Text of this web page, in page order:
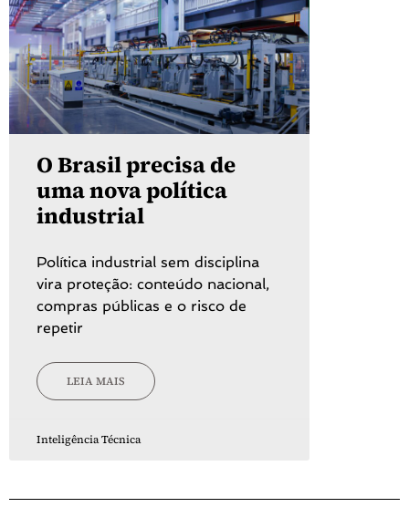
O Brasil precisa de
uma nova política
industrial
Política industrial sem disciplina
vira proteção: conteúdo nacional,
compras públicas e o risco de
repetir
LEIA MAIS
Inteligência Técnica